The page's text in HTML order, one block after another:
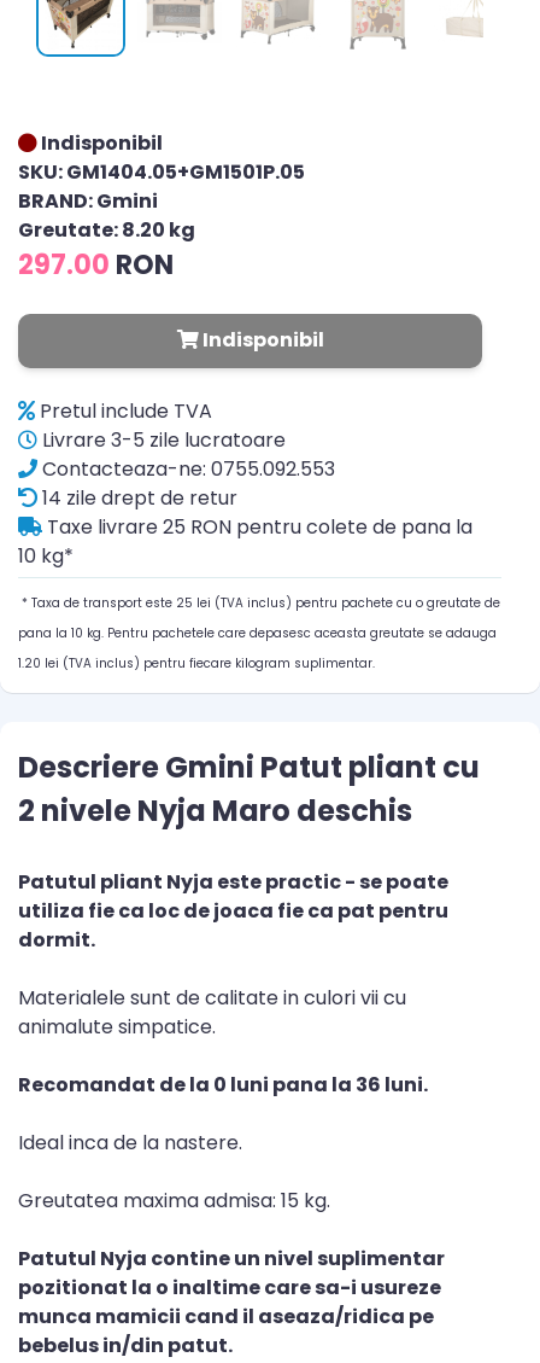
Indisponibil
SKU: GM1404.05+GM1501P.05
BRAND: Gmini
Greutate: 8.20 kg
297.00 RON
Indisponibil
Pretul include TVA
Livrare 3-5 zile lucratoare
Contacteaza-ne: 0755.092.553
14 zile drept de retur
Taxe livrare 25 RON pentru colete de pana la
10 kg*
* Taxa de transport este 25 lei (TVA inclus) pentru pachete cu o greutate de
pana la 10 kg. Pentru pachetele care depasesc aceasta greutate se adauga
1.20 lei (TVA inclus) pentru fiecare kilogram suplimentar.
Descriere Gmini Patut pliant cu
2 nivele Nyja Maro deschis
Patutul pliant Nyja este practic - se poate
utiliza fie ca loc de joaca fie ca pat pentru
dormit.
Materialele sunt de calitate in culori vii cu
animalute simpatice.
Recomandat de la 0 luni pana la 36 luni.
Ideal inca de la nastere.
Greutatea maxima admisa: 15 kg.
Patutul Nyja contine un nivel suplimentar
pozitionat la o inaltime care sa-i usureze
munca mamicii cand il aseaza/ridica pe
bebelus in/din patut.